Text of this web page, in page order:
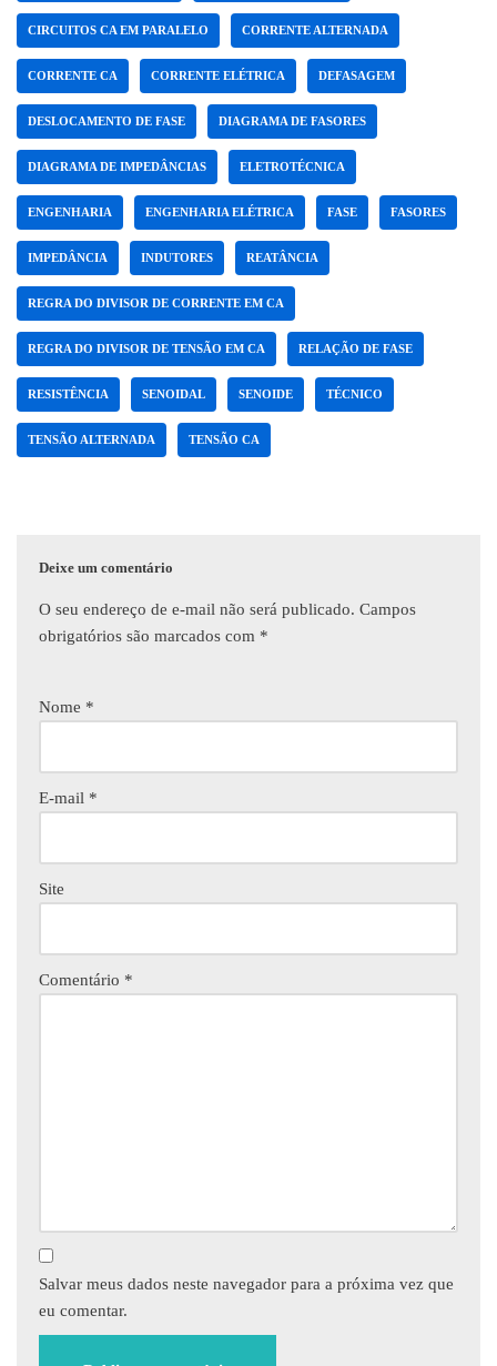
CIRCUITOS CA EM PARALELO CORRENTE ALTERNADA
CORRENTE CA CORRENTE ELÉTRICA DEFASAGEM
DESLOCAMENTO DE FASE DIAGRAMA DE FASORES
DIAGRAMA DE IMPEDÂNCIAS ELETROTÉCNICA
ENGENHARIA ENGENHARIA ELÉTRICA FASE FASORES
IMPEDÂNCIA INDUTORES REATÂNCIA
REGRA DO DIVISOR DE CORRENTE EM CA
REGRA DO DIVISOR DE TENSÃO EM CA RELAÇÃO DE FASE
RESISTÊNCIA SENOIDAL SENOIDE TÉCNICO
TENSÃO ALTERNADA TENSÃO CA
Deixe um comentário
O seu endereço de e-mail não será publicado. Campos
obrigatórios são marcados com *
Nome *
E-mail *
Site
Comentário *
Salvar meus dados neste navegador para a próxima vez que
eu comentar.